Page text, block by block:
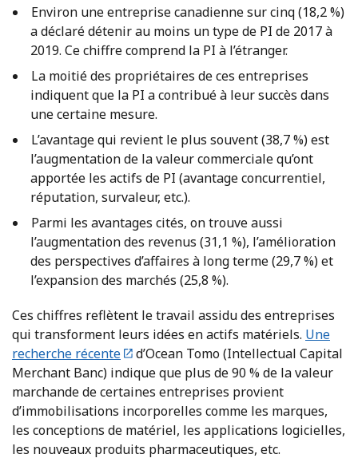
Environ une entreprise canadienne sur cinq (18,2 %)
a déclaré détenir au moins un type de PI de 2017 à
2019. Ce chiffre comprend la PI à l’étranger.
La moitié des propriétaires de ces entreprises
indiquent que la PI a contribué à leur succès dans
une certaine mesure.
L’avantage qui revient le plus souvent (38,7 %) est
l’augmentation de la valeur commerciale qu’ont
apportée les actifs de PI (avantage concurrentiel,
réputation, survaleur, etc.).
Parmi les avantages cités, on trouve aussi
l’augmentation des revenus (31,1 %), l’amélioration
des perspectives d’affaires à long terme (29,7 %) et
l’expansion des marchés (25,8 %).
Ces chiffres reflètent le travail assidu des entreprises
qui transforment leurs idées en actifs matériels. Une
recherche récente
d’Ocean Tomo (Intellectual Capital
Merchant Banc) indique que plus de 90 % de la valeur
marchande de certaines entreprises provient
d’immobilisations incorporelles comme les marques,
les conceptions de matériel, les applications logicielles,
les nouveaux produits pharmaceutiques, etc. ​